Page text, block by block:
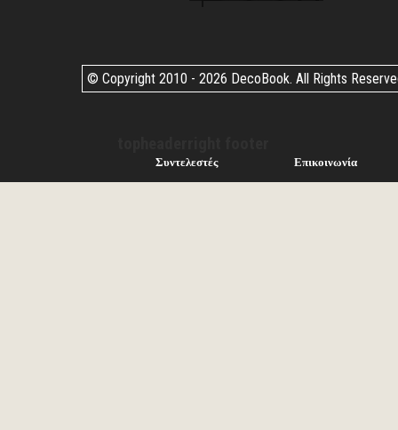
© Copyright 2010 - 2026 DecoBook. All Rights
Συντελεστές Επικοινωνία